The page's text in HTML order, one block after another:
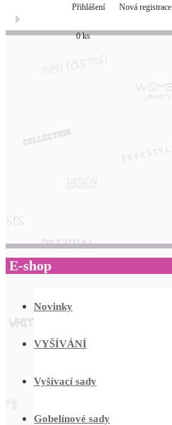
Přihlášení Nová registrace
0 ks
E-shop
Novinky
VYŠÍVÁNÍ
Vyšívací sady
Gobelínové sady